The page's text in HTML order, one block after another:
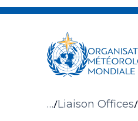
Skip
Fil
… Liaison Offices